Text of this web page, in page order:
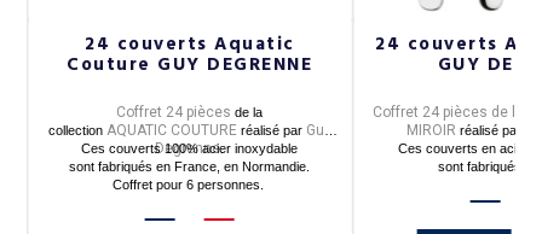
24 couverts Aquatic
Couture GUY DEGRENNE
Coffret 24 pièces de la
collection AQUATIC COUTURE réalisé par Guy
Degrenne.
Ces couverts 100% acier inoxydable
sont fabriqués en France, en Normandie.
Coffret pour 6 personnes.
24 couverts
GUY
Coffret 24 pièces de la
MIROIR réalisé par
Ces couverts en acier
sont fabriqués en